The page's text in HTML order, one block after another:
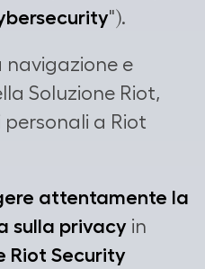
").
navigazione e
Soluzione Riot,
a Riot
attentamente la
sulla privacyin
Riot Security